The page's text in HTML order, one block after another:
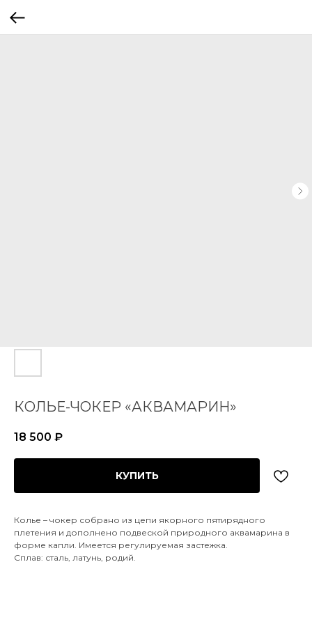
КОЛЬЕ-ЧОКЕР «АКВАМАРИН»
18 500 ₽
КУПИТЬ
Колье – чокер собрано из цепи якорного пятирядного
плетения и дополнено подвеской природного аквамарина в
форме капли. Имеется регулируемая застежка.
Сплав: сталь, латунь, родий.